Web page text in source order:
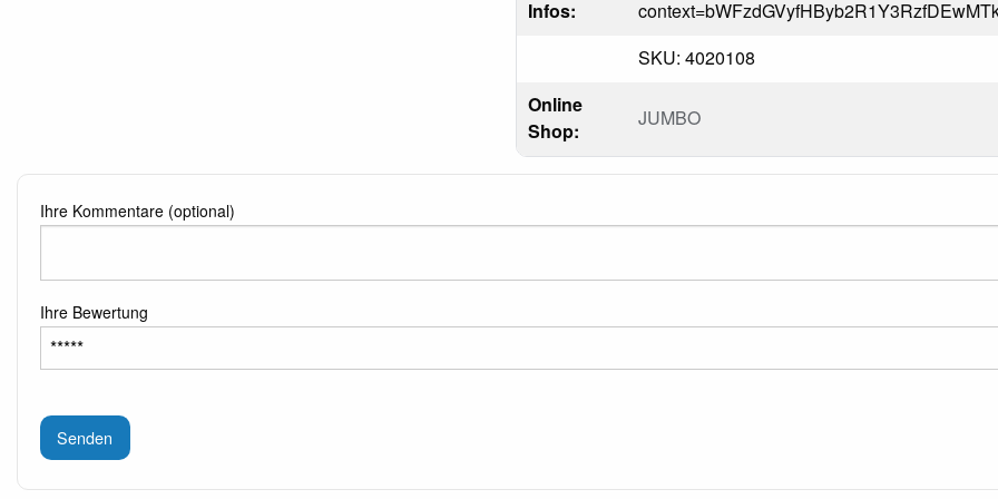
Infos:
SKU: 4020108
Online
Shop:
JUMBO
Ihre Kommentare (optional)
Ihre Bewertung
Senden